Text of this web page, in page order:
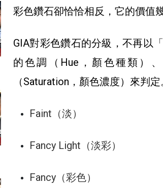
彩色鑽石卻恰恰相反，它的價值
GIA對彩色鑽石的分級，不再以
的色調（Hue，顏色種類）
（Saturation，顏色濃度）來判
Faint（淡）
Fancy Light（淡彩）
Fancy（彩色）